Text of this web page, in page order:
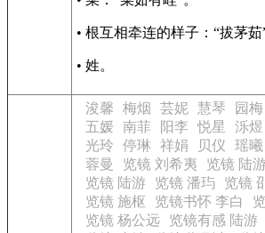
• 根互相牵连的样子：“拔茅茹”
• 姓。
浚馨 梅烟 芸妮 慧琴 园梅
五媛 南菲 阳李 悦星 泺煜
光玲
停琳 祥娟 贝仪 瑶曦
蓉曼
览镜 刘希夷 览镜 陆游
览镜 陆游
览镜 潘玙 览镜
览镜 施枢
览镜书怀 李白
览镜 杨公远
览镜有感 陆游